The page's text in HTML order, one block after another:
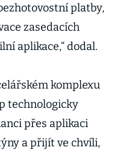
platby,
zasedacích
aplikace,“ dodal.
komplexu
technologicky
přes aplikaci
a přijít ve chvíli,